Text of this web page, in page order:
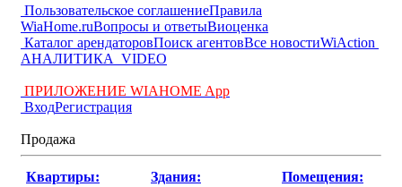
Пользовательское соглашениеПравила
WiaHome.ruВопросы и ответыВиоценка
Каталог арендаторовПоиск агентовВсе новостиWiAction
АНАЛИТИКА VIDEO
ПРИЛОЖЕНИЕ WIAHOME App
ВходРегистрация
Продажа
Квартиры:
Здания:
Помещения: